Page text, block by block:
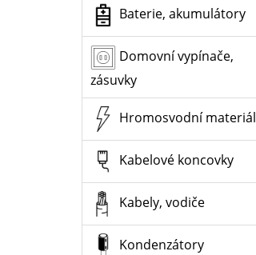
Baterie, akumulátory
Domovní vypínače,
zásuvky
Hromosvodní materiál
Kabelové koncovky
Kabely, vodiče
Kondenzátory